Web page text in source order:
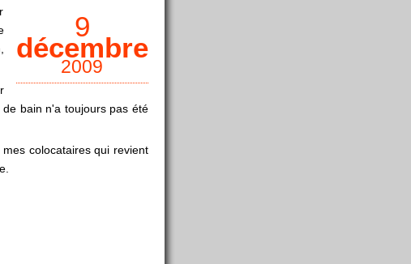
9
décembre
2009
bain n'a toujours pas été
colocataires qui revient